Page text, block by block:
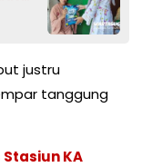
justru
tanggung
KA